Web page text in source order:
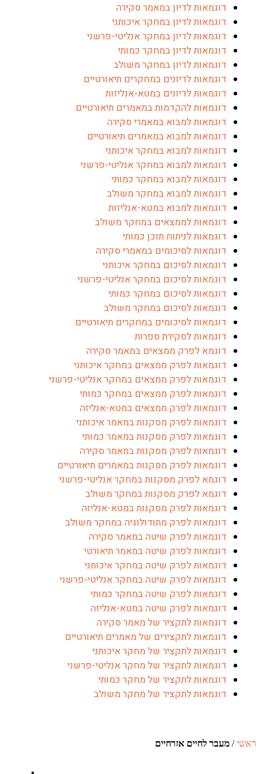
דוגמאות לדיון במאמר סקירה
דוגמאות לדיון במחקר איכותני
דוגמאות לדיון במחקר אנליטי-פרשני
דוגמאות לדיון במחקר כמותי
דוגמאות לדיון במחקר משולב
דוגמאות לדיונים במחקרים תיאורטיים
דוגמאות לדיונים במטא-אנליזות
דוגמאות להקדמות במאמרים תיאורטיים
דוגמאות למבוא במאמרי סקירה
דוגמאות למבוא במאמרים תיאורטיים
דוגמאות למבוא במחקר איכותני
דוגמאות למבוא במחקר אנליטי-פרשני
דוגמאות למבוא במחקר כמותי
דוגמאות למבוא במחקר משולב
דוגמאות למבוא במטא-אנליזות
דוגמאות לממצאים במחקר משולב
דוגמאות לניתוח תוכן כמותי
דוגמאות לסיכומים במאמרי סקירה
דוגמאות לסיכום במחקר איכותני
דוגמאות לסיכום במחקר אנליטי-פרשני
דוגמאות לסיכום במחקר כמותי
דוגמאות לסיכום במחקר משולב
דוגמאות לסיכומים במחקרים תיאורטיים
דוגמאות לסקירת ספרות
דוגמא לפרק ממצאים במאמר סקירה
דוגמאות לפרק ממצאים במחקר איכותני
דוגמאות לפרק ממצאים במחקר אנליטי-פרשני
דוגמאות לפרק ממצאים במחקר כמותי
דוגמאות לפרק ממצאים במטא-אנליזה
דוגמאות לפרק מסקנות במאמר איכותני
דוגמאות לפרק מסקנות במאמר כמותי
דוגמאות לפרק מסקנות במאמר סקירה
דוגמאות לפרק מסקנות במאמרים תיאורטיים
דוגמא לפרק מסקנות במחקר אנליטי-פרשני
דוגמא לפרק מסקנות במחקר משולב
דוגמאות לפרק מסקנות במטא-אנליזה
דוגמאות לפרק מתודולוגיה במחקר משולב
דוגמאות לפרק שיטה במאמר סקירה
דוגמאות לפרק שיטה במאמר תיאורטי
דוגמאות לפרק שיטה במחקר איכותני
דוגמאות לפרק שיטה במחקר אנליטי-פרשני
דוגמאות לפרק שיטה במחקר כמותי
דוגמאות לפרק שיטה במטא-אנליזה
דוגמאות לתקציר של מאמר סקירה
דוגמאות לתקצירים של מאמרים תיאורטיים
דוגמאות לתקציר של מחקר איכותני
דוגמאות לתקציר של מחקר אנליטי-פרשני
דוגמאות לתקציר של מחקר כמותי
דוגמאות לתקציר של מחקר משולב
ראשי/ מעבר לחיים אזרחיים